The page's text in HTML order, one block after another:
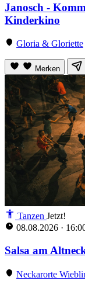
Janosch -
Kinderkino
Gloria & Gloriette
Merken
Tanzen Jetzt!
08.08.2026 ·
Salsa am
Neckarorte